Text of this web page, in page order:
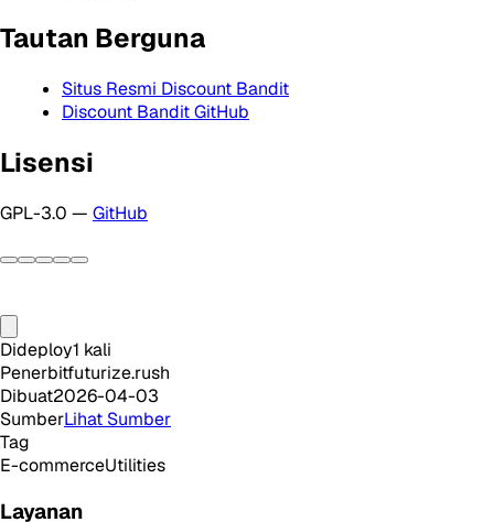
Tautan Berguna
Situs Resmi Discount Bandit
Discount Bandit GitHub
Lisensi
GPL-3.0 — GitHub
Dideploy1 kali
Penerbitfuturize.rush
Dibuat2026-04-03
SumberLihat Sumber
Tag
E-commerceUtilities
Layanan